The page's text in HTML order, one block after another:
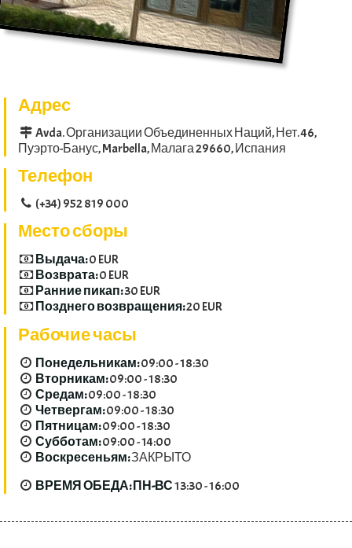
Адрес
Avda. Организации Объединенных Наций, Нет. 46,
Пуэрто-Банус, Marbella, Малага 29660, Испания
Телефон
(+34) 952 819 000
Место сборы
Выдача:0 EUR
Возврата:0 EUR
Ранние пикап:30 EUR
Позднего возвращения:20 EUR
Рабочие часы
Понедельникам:09:00 - 18:30
Вторникам:09:00 - 18:30
Средам:09:00 - 18:30
Четвергам:09:00 - 18:30
Пятницам:09:00 - 18:30
Субботам:09:00 - 14:00
Воскресеньям:ЗАКРЫТО
ВРЕМЯ ОБЕДА: ПН-ВС13:30 - 16:00